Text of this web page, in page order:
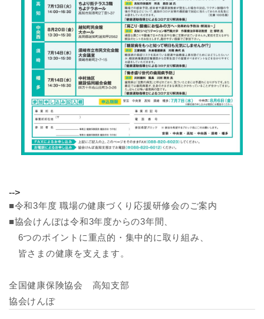
-->
■令和3年度 職場の健康づくり応援研修会のご案内
■協会けんぽは令和3年度からの3年間、
6つのポイントに重点的・集中的に取り組み、
皆さまの健康を支えます。
全国健康保険協会 高知支部
協会けんぽ